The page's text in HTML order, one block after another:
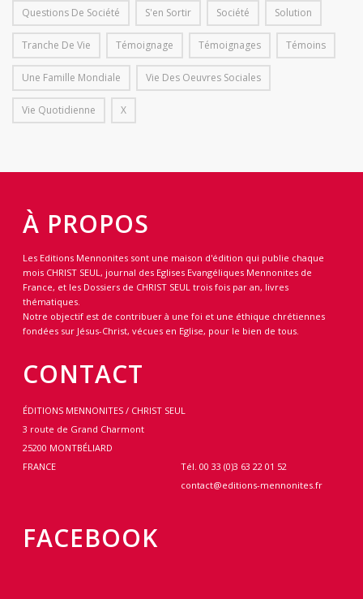
Questions De Société S'en Sortir Société Solution
Tranche De Vie Témoignage Témoignages Témoins
Une Famille Mondiale Vie Des Oeuvres Sociales
Vie Quotidienne X
À PROPOS
Les Editions Mennonites sont une maison d'édition qui publie chaque
mois CHRIST SEUL, journal des Eglises Evangéliques Mennonites de
France, et les Dossiers de CHRIST SEUL trois fois par an, livres
thématiques.
Notre objectif est de contribuer à une foi et une éthique chrétiennes
fondées sur Jésus-Christ, vécues en Eglise, pour le bien de tous.
CONTACT
ÉDITIONS MENNONITES / CHRIST SEUL
3 route de Grand Charmont
25200 MONTBÉLIARD
FRANCE
Tél. 00 33 (0)3 63 22 01 52
contact@editions-mennonites.fr
FACEBOOK